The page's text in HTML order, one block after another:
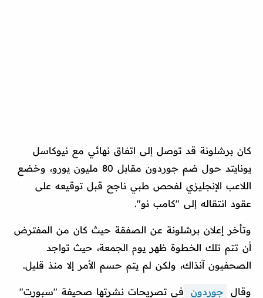
كان برشلونة قد توصل إلى اتفاق نهائي مع نيوكاسل
يونايتد حول ضم جوردون مقابل 80 مليون يورو، وخضع
اللاعب الإنجليزي لفحص طبي ناجح قبل توقيعه على
عقود انتقاله إلى "كامب نو".
وتأخر إعلان برشلونة عن الصفقة حيث كان من المفترض
أن تتم تلك الخطوة ظهر يوم الجمعة، حيث تواجد
الصحفيون آنذاك، ولكن لم يتم حسم الأمر إلا منذ قليل.
وقال جوردون
في تصريحات نشرتها صحيفة "سبورت"